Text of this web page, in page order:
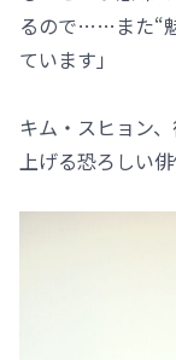
るので……また“
ています」
キム・スヒョン
上げる恐ろしい